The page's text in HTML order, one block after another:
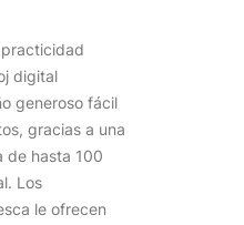
digital
generoso fácil
gracias a una
de hasta 100
Los
le ofrecen